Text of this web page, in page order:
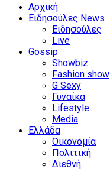
Αρχική
Ειδησούλες News
Ειδησούλες
Live
Gossip
Showbiz
Fashion show
G Sexy
Γυναίκα
Lifestyle
Media
Ελλάδα
Οικονομία
Πολιτική
Διεθνή